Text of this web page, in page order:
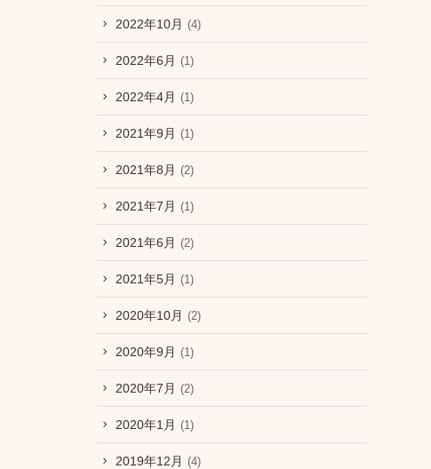
2022年10月 (4)
2022年6月 (1)
2022年4月 (1)
2021年9月 (1)
2021年8月 (2)
2021年7月 (1)
2021年6月 (2)
2021年5月 (1)
2020年10月 (2)
2020年9月 (1)
2020年7月 (2)
2020年1月 (1)
2019年12月 (4)